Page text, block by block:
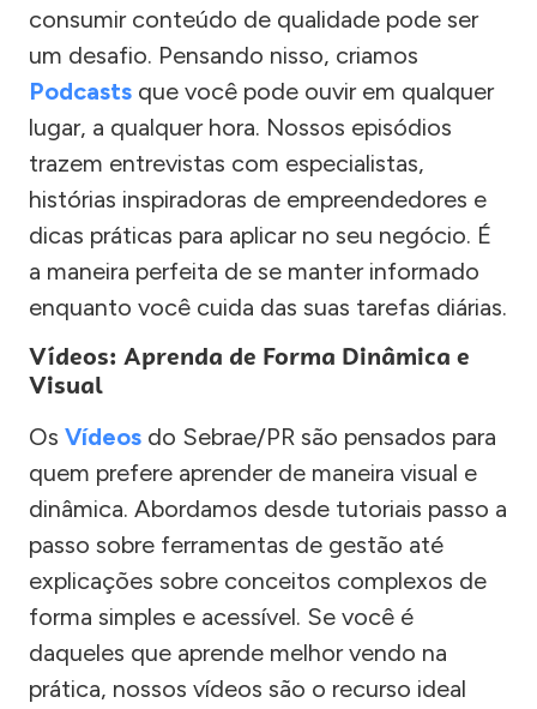
consumir conteúdo de qualidade pode ser
um desafio. Pensando nisso, criamos
Podcasts que você pode ouvir em qualquer
lugar, a qualquer hora. Nossos episódios
trazem entrevistas com especialistas,
histórias inspiradoras de empreendedores e
dicas práticas para aplicar no seu negócio. É
a maneira perfeita de se manter informado
enquanto você cuida das suas tarefas diárias.
Vídeos: Aprenda de Forma Dinâmica e
Visual
Os Vídeos do Sebrae/PR são pensados para
quem prefere aprender de maneira visual e
dinâmica. Abordamos desde tutoriais passo a
passo sobre ferramentas de gestão até
explicações sobre conceitos complexos de
forma simples e acessível. Se você é
daqueles que aprende melhor vendo na
prática, nossos vídeos são o recurso ideal